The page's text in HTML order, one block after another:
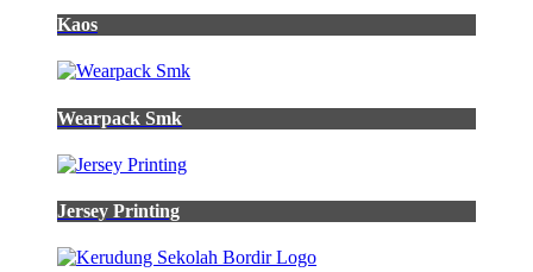
Kaos
Wearpack Smk
Jersey Printing